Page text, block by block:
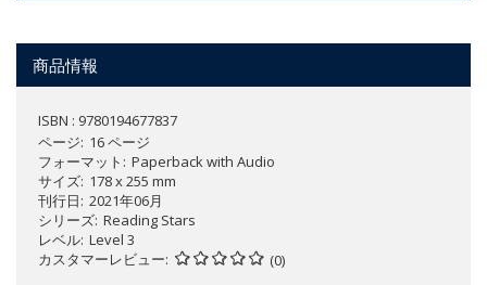
商品情報
ISBN : 9780194677837
ページ 16 ページ
フォーマット
Paperback with Audio
サイズ 178 x 255 mm
刊行日 2021年06月
シリーズ Reading Stars
レベル Level 3
カスタマーレビュー
(0)